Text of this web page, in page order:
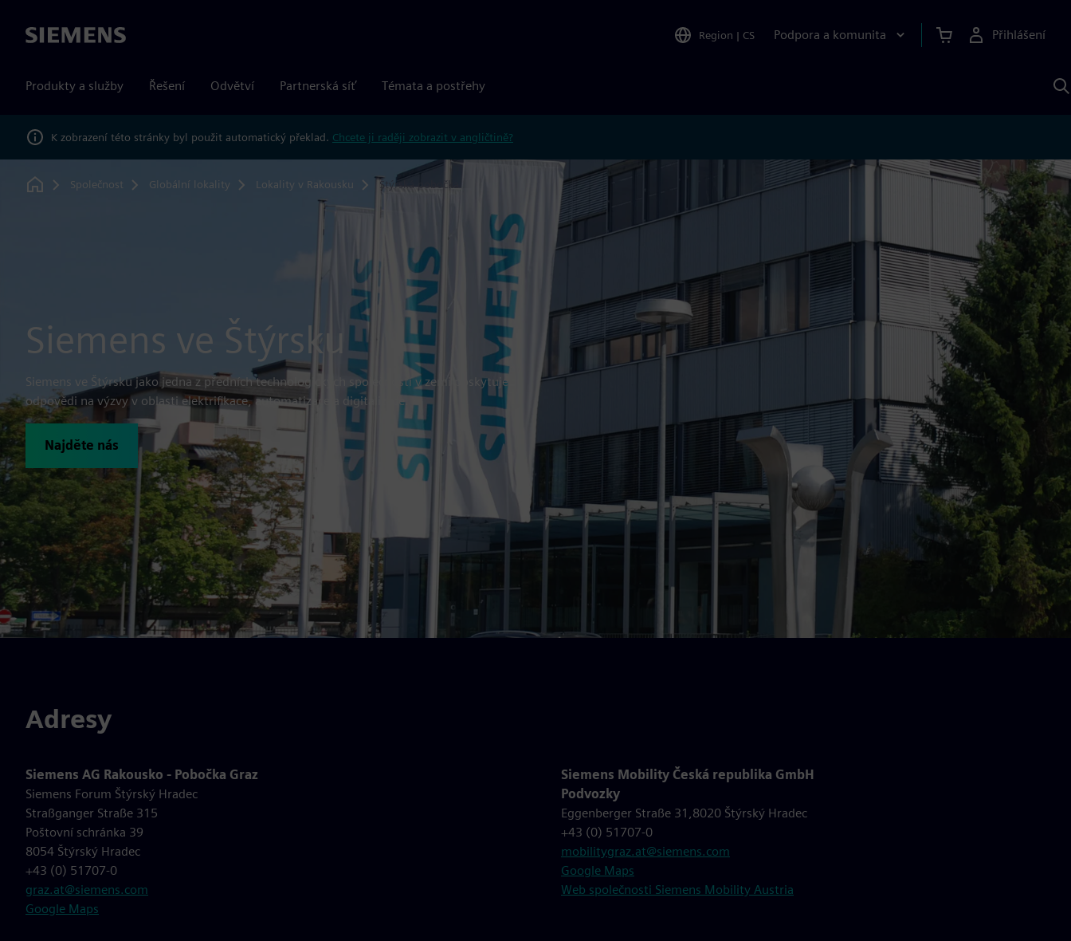
Siemens Region | CS Podpora a komunita Přihlášení
Produkty a služby Řešení Odvětví Partnerská síť Témata a postřehy
K zobrazení této stránky byl použit automatický překlad. Chcete ji raději zobrazit v angličtině?
Home
Společnost Globální lokality Lokality v Rakousku Štýrská pobočka
Siemens ve Štýrsku
Siemens ve Štýrsku jako jedna z předních technologických společností v zemi poskytuje
odpovědi na výzvy v oblasti elektrifikace, automatizace a digitalizace.
Najděte nás
Adresy
Siemens AG Rakousko - Pobočka Graz
Siemens Forum Štýrský Hradec
Straßganger Straße 315
Poštovní schránka 39
8054 Štýrský Hradec
+43 (0) 51707-0
graz.at@siemens.com
Google Maps
Siemens Mobility Česká republika GmbH
Podvozky
Eggenberger Straße 31,8020 Štýrský Hradec
+43 (0) 51707-0
mobilitygraz.at@siemens.com
Google Maps
Web společnosti Siemens Mobility Austria